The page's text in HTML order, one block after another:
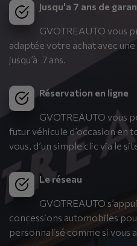
Jusqu'a 7 ans de
GVOTREAUTO vous
adaptée votre achat avec
jusqu’à 7 ans.
Réservation en ligne
GVOTREAUTO vous
futur véhicule d’occasion en
vous, d’un simple clic via le
Le réseau
GVOTREAUTO
concessions automobiles
personnalisé comme si vous